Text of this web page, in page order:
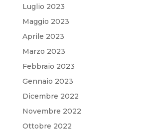
Luglio 2023
Maggio 2023
Aprile 2023
Marzo 2023
Febbraio 2023
Gennaio 2023
Dicembre 2022
Novembre 2022
Ottobre 2022